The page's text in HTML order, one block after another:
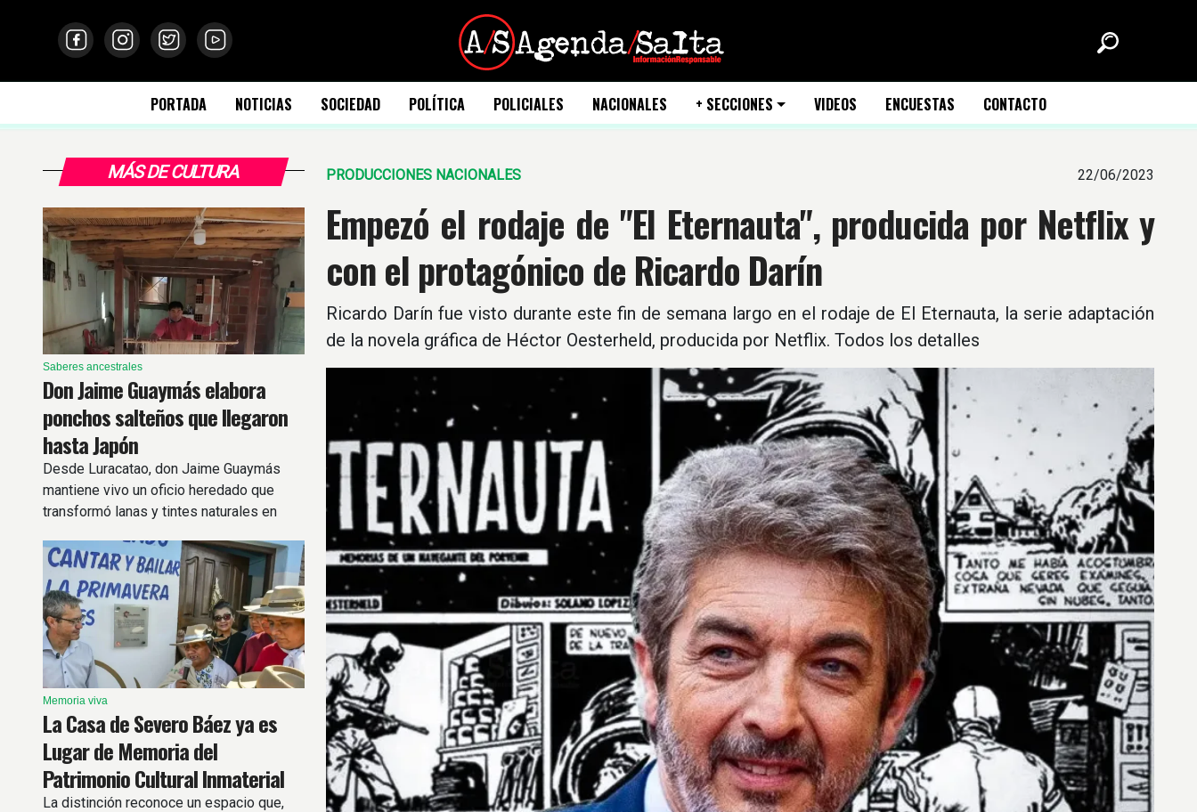
PORTADA NOTICIAS SOCIEDAD POLÍTICA POLICIALES NACIONALES + SECCIONES VIDEOS ENCUESTAS CONTACTO
MÁS DE CULTURA
Saberes ancestrales
Don Jaime Guaymás elabora
ponchos salteños que llegaron
hasta Japón
Desde Luracatao, don Jaime Guaymás
mantiene vivo un oficio heredado que
transformó lanas y tintes naturales en
país.
Memoria viva
La Casa de Severo Báez ya es
Lugar de Memoria del
Patrimonio Cultural Inmaterial
La distinción reconoce un espacio que,
PRODUCCIONES NACIONALES 22/06/2023
Empezó el rodaje de "El Eternauta", producida por Netflix y
con el protagónico de Ricardo Darín
Ricardo Darín fue visto durante este fin de semana largo en el rodaje de El Eternauta, la serie adaptación
de la novela gráfica de Héctor Oesterheld, producida por Netflix. Todos los detalles